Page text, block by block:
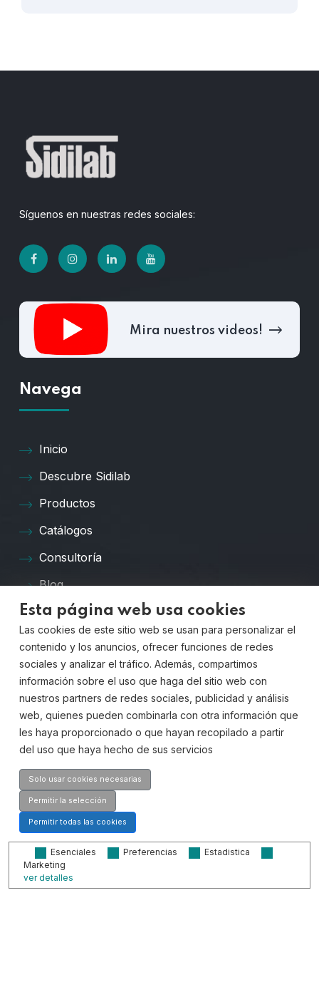
Síguenos en nuestras redes sociales:
Mira nuestros videos!
Navega
Inicio
Descubre Sidilab
Productos
Catálogos
Consultoría
Blog
Preguntas Frecuentes
Contacto
Contáctanos
Dirección:
Teléfono
916 659 203
Email
Esta página web usa cookies
Las cookies de este sitio web se usan para personalizar el
contenido y los anuncios, ofrecer funciones de redes
sociales y analizar el tráfico. Además, compartimos
información sobre el uso que haga del sitio web con
nuestros partners de redes sociales, publicidad y análisis
web, quienes pueden combinarla con otra información que
les haya proporcionado o que hayan recopilado a partir
del uso que haya hecho de sus servicios
Solo usar cookies necesarias
Permitir la selección
Permitir todas las cookies
Esenciales Preferencias
Estadistica
Marketing
ver detalles